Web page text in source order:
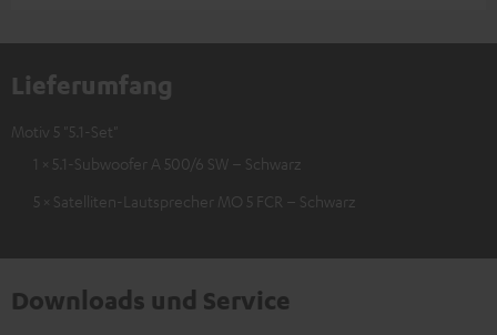
Lieferumfang
Motiv 5 "5.1-Set"
1 × 5.1-Subwoofer A 500/6 SW – Schwarz
5 × Satelliten-Lautsprecher MO 5 FCR – Schwarz
Downloads und Service